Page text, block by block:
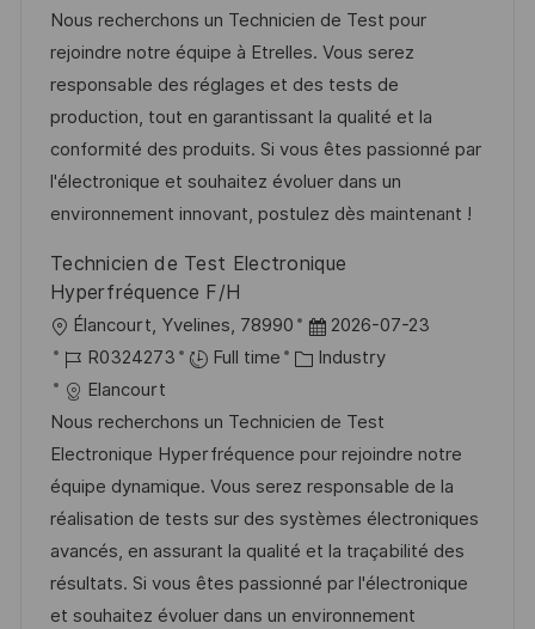
t
e
d
D
a
t
e
I
d
t
e
g
o
r
y
Nous recherchons un Technicien de Test pour
rejoindre notre équipe à Etrelles. Vous serez
responsable des réglages et des tests de
production, tout en garantissant la qualité et la
conformité des produits. Si vous êtes passionné par
l'électronique et souhaitez évoluer dans un
environnement innovant, postulez dès maintenant !
Technicien de Test Electronique
Hyperfréquence F/H
L
o
c
a
t
i
o
n
Élancourt, Yvelines, 78990
P
o
t
e
d
D
a
t
e
2026-07-23
J
o
b
I
d
R0324273 Full time
C
t
e
g
o
r
y
Industry
Elancourt
Nous recherchons un Technicien de Test
Electronique Hyperfréquence pour rejoindre notre
équipe dynamique. Vous serez responsable de la
réalisation de tests sur des systèmes électroniques
avancés, en assurant la qualité et la traçabilité des
résultats. Si vous êtes passionné par l'électronique
et souhaitez évoluer dans un environnement